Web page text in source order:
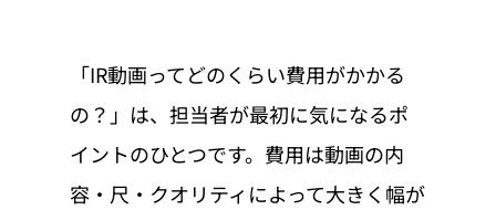
「IR動画ってどのくらい費用がかかる
の？」は、担当者が最初に気になるポ
イントのひとつです。費用は動画の内
容・尺・クオリティによって大きく幅が